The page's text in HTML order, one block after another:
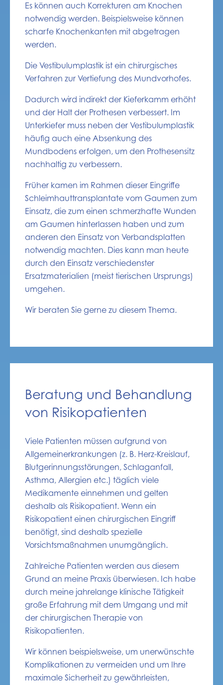
Es können auch Korrekturen am Knochen
notwendig werden. Beispielsweise können
scharfe Knochenkanten mit abgetragen
werden.
Die Vestibulumplastik ist ein chirurgisches
Verfahren zur Vertiefung des Mundvorhofes.
Dadurch wird indirekt der Kieferkamm erhöht
und der Halt der Prothesen verbessert. Im
Unterkiefer muss neben der Vestibulumplastik
häufig auch eine Absenkung des
Mundbodens erfolgen, um den Prothesensitz
nachhaltig zu verbessern.
Früher kamen im Rahmen dieser Eingriffe
Schleimhauttransplantate vom Gaumen zum
Einsatz, die zum einen schmerzhafte Wunden
am Gaumen hinterlassen haben und zum
anderen den Einsatz von Verbandsplatten
notwendig machten. Dies kann man heute
durch den Einsatz verschiedenster
Ersatzmaterialien (meist tierischen Ursprungs)
umgehen.
Wir beraten Sie gerne zu diesem Thema.
Beratung und Behandlung
von Risikopatienten
Viele Patienten müssen aufgrund von
Allgemeinerkrankungen (z. B. Herz-Kreislauf,
Blutgerinnungsstörungen, Schlaganfall,
Asthma, Allergien etc.) täglich viele
Medikamente einnehmen und gelten
deshalb als Risikopatient. Wenn ein
Risikopatient einen chirurgischen Eingriff
benötigt, sind deshalb spezielle
Vorsichtsmaßnahmen unumgänglich.
Zahlreiche Patienten werden aus diesem
Grund an meine Praxis überwiesen. Ich habe
durch meine jahrelange klinische Tätigkeit
große Erfahrung mit dem Umgang und mit
der chirurgischen Therapie von
Risikopatienten.
Wir können beispielsweise, um unerwünschte
Komplikationen zu vermeiden und um Ihre
maximale Sicherheit zu gewährleisten,